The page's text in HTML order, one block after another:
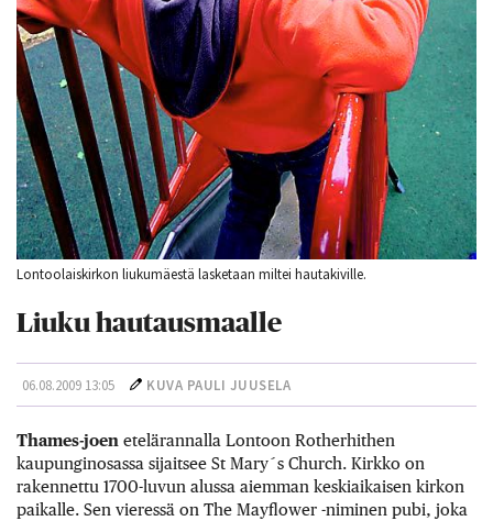
Lontoolaiskirkon liukumäestä lasketaan miltei hautakiville.
Liuku hautausmaalle
06.08.2009 13:05 KUVA PAULI JUUSELA
Thames-joen etelärannalla Lontoon Rotherhithen
kaupunginosassa sijaitsee St Mary´s Church. Kirkko on
rakennettu 1700-luvun alussa aiemman keskiaikaisen kirkon
paikalle. Sen vieressä on The Mayflower -niminen pubi, joka